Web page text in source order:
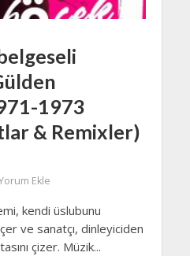
1973
& Remixler)
Ekle
kendi üslubunu
ve sanatçı, dinleyiciden
çizer. Müzik...